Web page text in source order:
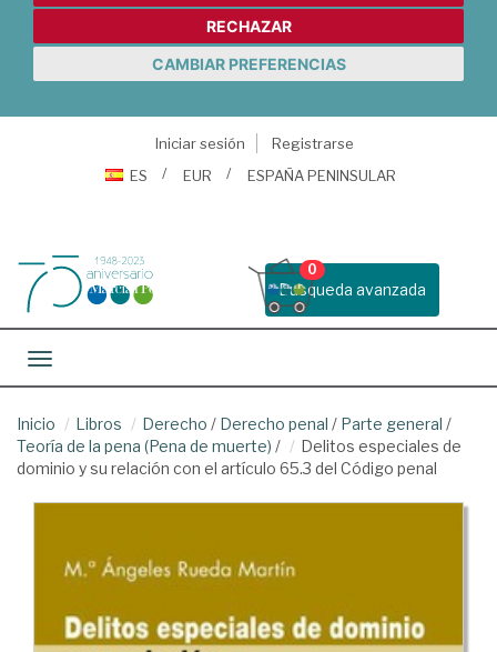
RECHAZAR
CAMBIAR PREFERENCIAS
Iniciar sesión
Registrarse
ES
EUR ESPAÑA PENINSULAR
Busqueda avanzada
0
Toggle navigation
Inicio Libros Derecho / Derecho penal / Parte general /
Teoría de la pena (Pena de muerte) /
Delitos especiales de
dominio y su relación con el artículo 65.3 del Código penal